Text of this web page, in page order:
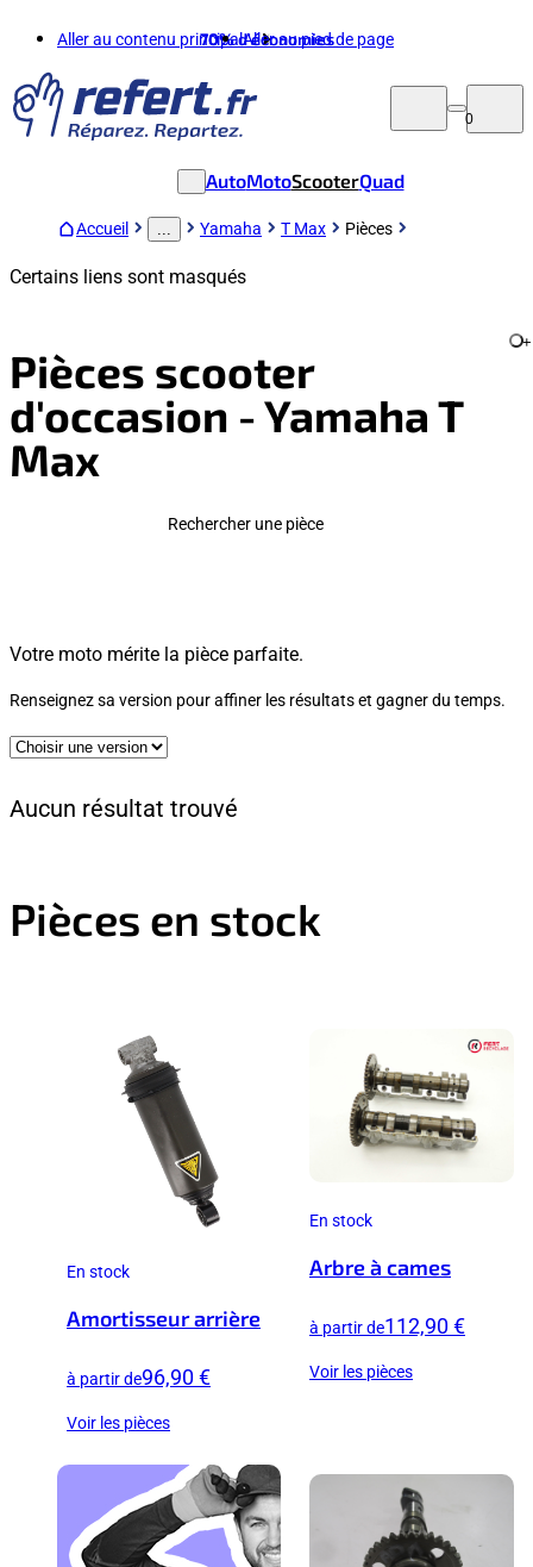
Aller au contenu principalAller au pied de page
70%d'économies
0
AutoMotoScooterQuad
Accueil Yamaha T Max Pièces
Certains liens sont masqués
Pièces scooter
d'occasion - Yamaha T
Max
+
Rechercher une pièce
Votre moto mérite la pièce parfaite.
Renseignez sa version pour affiner les résultats et gagner du temps.
Aucun résultat trouvé
Pièces en stock
En stock
Amortisseur arrière
à partir de96,90 €
Voir les pièces
En stock
Arbre à cames
à partir de112,90 €
Voir les pièces